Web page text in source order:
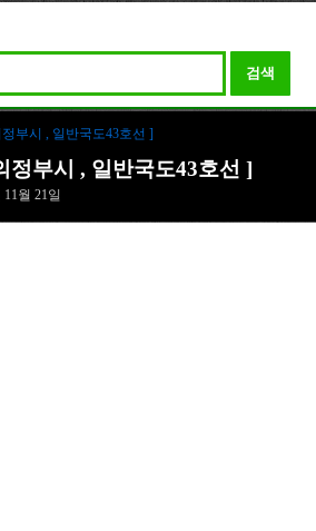
검색
부시 , 일반국도43호선 ]
정부시 , 일반국도43호선 ]
11월 21일